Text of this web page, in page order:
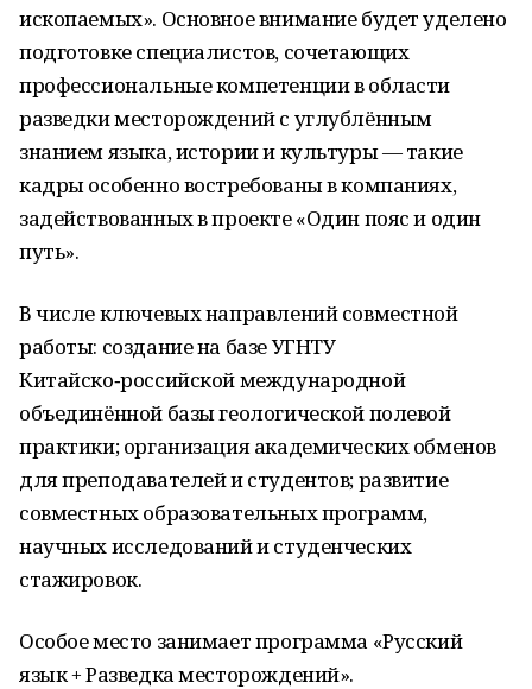
ископаемых». Основное внимание будет уделено
подготовке специалистов, сочетающих
профессиональные компетенции в области
разведки месторождений с углублённым
знанием языка, истории и культуры — такие
кадры особенно востребованы в компаниях,
задействованных в проекте «Один пояс и один
путь».
В числе ключевых направлений совместной
работы: создание на базе УГНТУ
Китайско‑российской международной
объединённой базы геологической полевой
практики; организация академических обменов
для преподавателей и студентов;развитие
совместных образовательных программ,
научных исследований и студенческих
стажировок.
Особое место занимает программа «Русский
язык + Разведка месторождений».